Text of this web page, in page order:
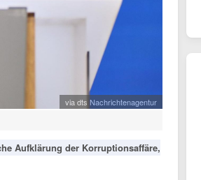
via dts Nachrichtenagentur
Aufklärung der Korruptionsaffäre,